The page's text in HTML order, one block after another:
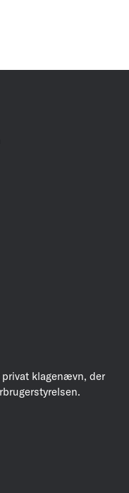
klagenævn, der